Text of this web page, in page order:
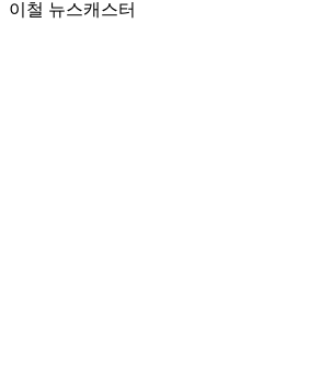
이철 뉴스캐스터